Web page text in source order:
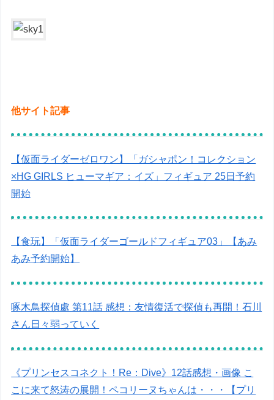
他サイト記事
【仮面ライダーゼロワン】「ガシャポン！コレクション
×HG GIRLS ヒューマギア：イズ」フィギュア 25日予約
開始
【食玩】「仮面ライダーゴールドフィギュア03」【あみ
あみ予約開始】
啄木鳥探偵處 第11話 感想：友情復活で探偵も再開！石川
さん日々弱っていく
《プリンセスコネクト！Re：Dive》12話感想・画像 こ
こに来て怒涛の展開！ペコリーヌちゃんは・・・【プリ